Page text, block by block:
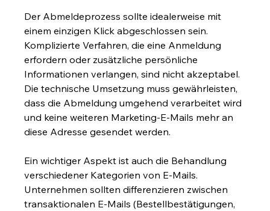
Der Abmeldeprozess sollte idealerweise mit
einem einzigen Klick abgeschlossen sein.
Komplizierte Verfahren, die eine Anmeldung
erfordern oder zusätzliche persönliche
Informationen verlangen, sind nicht akzeptabel.
Die technische Umsetzung muss gewährleisten,
dass die Abmeldung umgehend verarbeitet wird
und keine weiteren Marketing-E-Mails mehr an
diese Adresse gesendet werden.
Ein wichtiger Aspekt ist auch die Behandlung
verschiedener Kategorien von E-Mails.
Unternehmen sollten differenzieren zwischen
transaktionalen E-Mails (Bestellbestätigungen,